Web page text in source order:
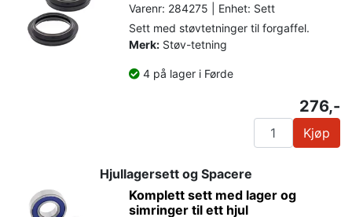
Varenr: 284275 | Enhet: Sett
Sett med støvtetninger til forgaffel.
Merk: Støv-tetning
4 på lager i Førde
276,-
Kjøp
Hjullagersett og Spacere
Komplett sett med lager og
simringer til ett hjul